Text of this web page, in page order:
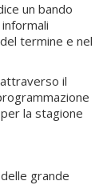
un bando
termine e nel
il
la stagione
grande